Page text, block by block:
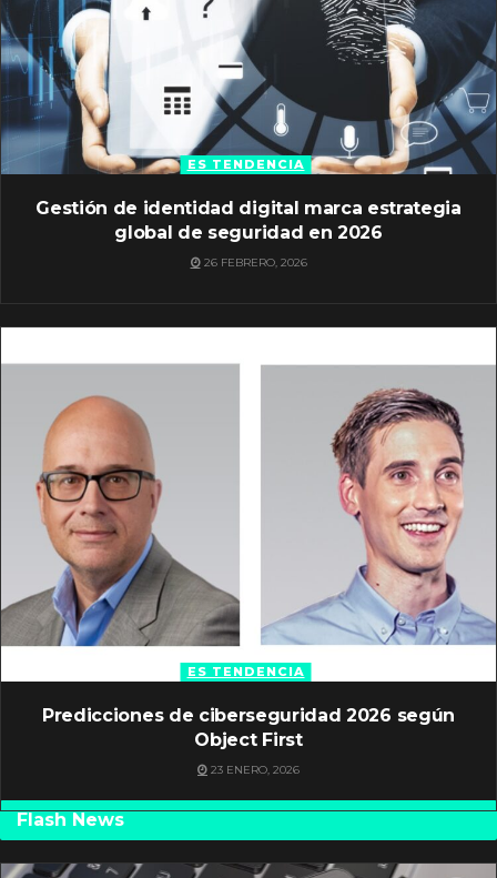
ES TENDENCIA
Gestión de identidad digital marca estrategia
global de seguridad en 2026
26 FEBRERO, 2026
ES TENDENCIA
Predicciones de ciberseguridad 2026 según
Object First
23 ENERO, 2026
Flash News